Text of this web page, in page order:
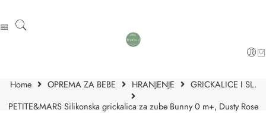
Home OPREMA ZA BEBE HRANJENJE
GRICKALICE I SL.
PETITE&MARS Silikonska grickalica za zube Bunny 0 m+, Dusty Rose